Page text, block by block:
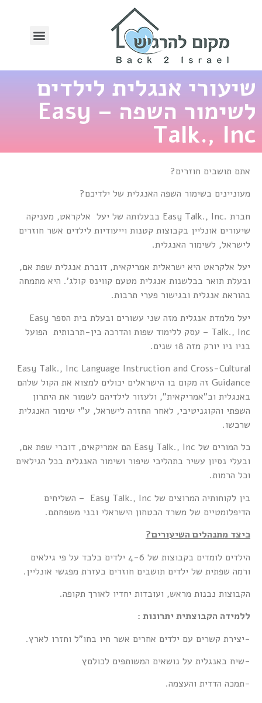
שיעורי אנגלית לילדים
לשימור השפה – Easy
Talk., Inc
אתם תושבים חוזרים?
מעוניינים בשימור השפה האנגלית של ילדיכם?
חברת .Easy Talk., Inc בבעלותה של יעל אלקראט, מעניקה
שיעורים אונליין בקבוצות קטנות וייעודיות לילדים אשר חוזרים
לישראל, לשימור האנגלית.
יעל אלקראט היא ישראלית אמריקאית, דוברת אנגלית שפת אם,
ובעלת תואר בבלשנות אנגלית מטעם קווינס קולג'. היא מתמחה
בהוראת אנגלית ובגישור פערי תרבות.
יעל מלמדת אנגלית מזה שני עשורים ובעלת בית הספר Easy
Talk., Inc – עסק ללימוד שפות והדרכה בין-תרבותית הפועל
בניו ניו יורק מזה 18 שנים.
Easy Talk., Inc Language Instruction and Cross-Cultural
Guidance זה מקום בו הישראלים יכולים למצוא את הקול שלהם
באנגלית וב"אמריקאית", ולעזור לילדיהם לשמור את היתרון
השפתי והקוגניטיבי, לאחר החזרה לישראל, ע"י שימור האנגלית
שרכשו.
כל המורים של Easy Talk., Inc הם אמריקאים, דוברי שפת אם,
ובעלי נסיון עשיר בתהליכי שיפור ושימור האנגלית בכל הגילאים
וכל הרמות.
בין לקוחותיה המרוצים של Easy Talk., Inc – השליחים
הדיפלומטיים של משרד הבטחון הישראלי ובני משפחתם.
כיצד מתנהלים השיעורים?
הילדים לומדים בקבוצות של 4-6 ילדים בלבד על פי גילאים
ורמה שפתית של ילדים תושבים חוזרים בעזרת מפגשי אונליין.
הקבוצות נבנות מראש, ועובדות יחדיו לאורך תקופה.
ללמידה הקבוצתית יתרונות :
-יצירת קשרים עם ילדים אחרים אשר חיו בחו"ל וחזרו לארץ.
-שיח באנגלית על נושאים המשותפים לכולםץ
-תמכה הדדית והעצמה.